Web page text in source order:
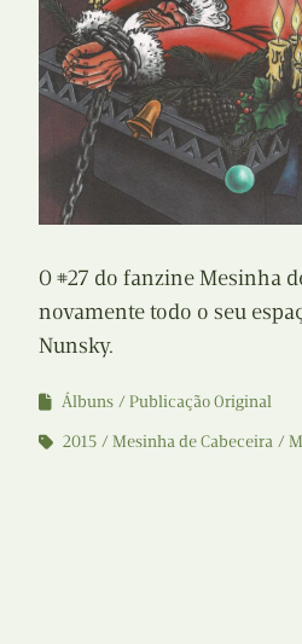
O #27 do fanzine Mesinha
novamente todo o seu
Nunsky.
Álbuns
Publicação Original
2015
Mesinha de Cabeceira